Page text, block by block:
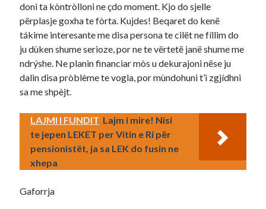
doni ta kòntròlloni ne çdo moment. Kjo do sjelle
përplasje goxha te fòrta. Kujdes! Beqaret do kenë
tákime interesante me disa persona te cilët ne fíllim do
ju dùken shume serioze, por ne te vërtetë janë shume me
ndrýshe. Ne planin financiar mòs u dekurajoni nëse ju
dalin disa pròblème te vogla, por mùndohuni t’i zgjídhni
sa me shpèjt.
LAJMI I FUNDIT Lajm i mire! Nisi
te jepen LEKET per Vitin e Ri për
pensionistët, ja sa LEK do fusin ne
xhepa
Gaforrja